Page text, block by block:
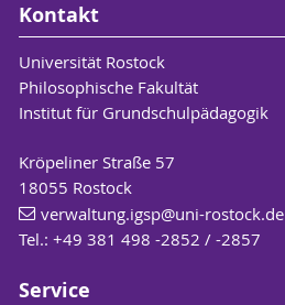
Kontakt
Universität Rostock
Philosophische Fakultät
Institut für Grundschulpädagogik
Kröpeliner Straße 57
18055 Rostock
verwaltung.igsp@uni-rostock.de
Tel.: +49 381 498 -2852 / -2857
Service